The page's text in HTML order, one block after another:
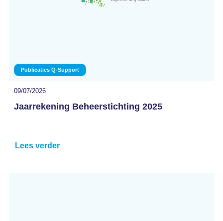
Publicaties Q-Support
09/07/2026
Jaarrekening Beheerstichting 2025
Lees verder